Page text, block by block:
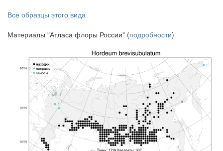
Все образцы этого вида
Материалы "Атласа флоры России" (подробности)